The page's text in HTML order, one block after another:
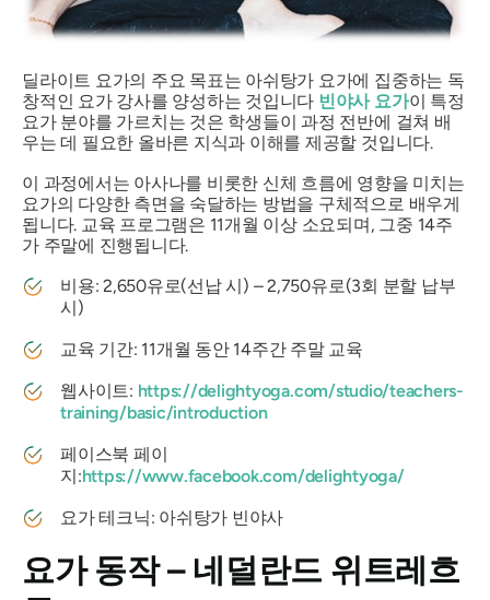
딜라이트 요가의 주요 목표는 아쉬탕가 요가에 집중하는 독
창적인 요가 강사를 양성하는 것입니다 빈야사 요가이 특정
요가 분야를 가르치는 것은 학생들이 과정 전반에 걸쳐 배
우는 데 필요한 올바른 지식과 이해를 제공할 것입니다.
이 과정에서는 아사나를 비롯한 신체 흐름에 영향을 미치는
요가의 다양한 측면을 숙달하는 방법을 구체적으로 배우게
됩니다. 교육 프로그램은 11개월 이상 소요되며, 그중 14주
가 주말에 진행됩니다.
비용: 2,650유로(선납 시) – 2,750유로(3회 분할 납부
시)
교육 기간: 11개월 동안 14주간 주말 교육
웹사이트: https://delightyoga.com/studio/teachers-
training/basic/introduction
페이스북 페이
지:https://www.facebook.com/delightyoga/
요가 테크닉: 아쉬탕가 빈야사
요가 동작 – 네덜란드 위트레흐